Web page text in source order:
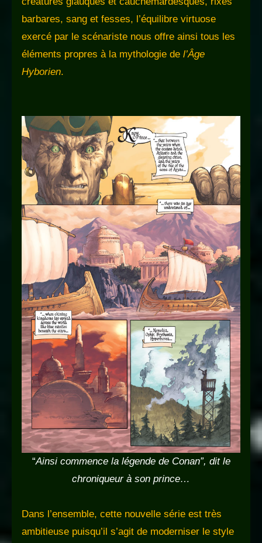
barbares, sang et fesses, l’équilibre virtuose
exercé par le scénariste nous offre ainsi tous les
éléments propres à la mythologie de l’Âge
Hyborien.
“Ainsi commence la légende de Conan”, dit le
chroniqueur à son prince…
Dans l’ensemble, cette nouvelle série est très
ambitieuse puisqu’il s’agit de moderniser le style